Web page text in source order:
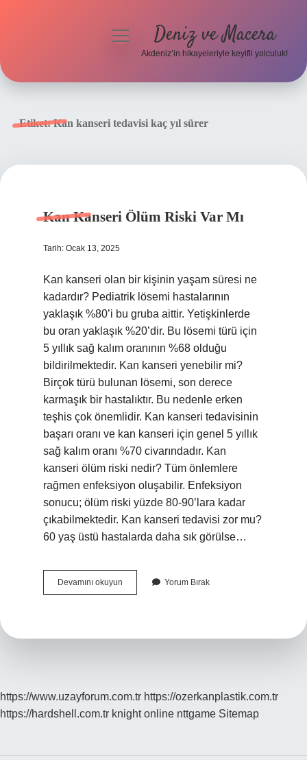
menüyü Deniz ve Macera
Akdeniz’in hikayeleriyle keyifli yolculuk!
Etiket:Kan kanseri tedavisi kaç yıl sürer
Kan Kanseri Ölüm Riski Var Mı
Tarih: Ocak 13, 2025
Kan kanseri olan bir kişinin yaşam süresi ne
kadardır? Pediatrik lösemi hastalarının
yaklaşık %80’i bu gruba aittir. Yetişkinlerde
bu oran yaklaşık %20’dir. Bu lösemi türü için
5 yıllık sağ kalım oranının %68 olduğu
bildirilmektedir. Kan kanseri yenebilir mi?
Birçok türü bulunan lösemi, son derece
karmaşık bir hastalıktır. Bu nedenle erken
teşhis çok önemlidir. Kan kanseri tedavisinin
başarı oranı ve kan kanseri için genel 5 yıllık
sağ kalım oranı %70 civarındadır. Kan
kanseri ölüm riski nedir? Tüm önlemlere
rağmen enfeksiyon oluşabilir. Enfeksiyon
sonucu; ölüm riski yüzde 80-90’lara kadar
çıkabilmektedir. Kan kanseri tedavisi zor mu?
60 yaş üstü hastalarda daha sık görülse…
Devamını okuyun
Kanseri
Yorum Bırak
https://www.uzayforum.com.tr https://ozerkanplastik.com.tr
https://hardshell.com.tr knight online nttgame Sitemap